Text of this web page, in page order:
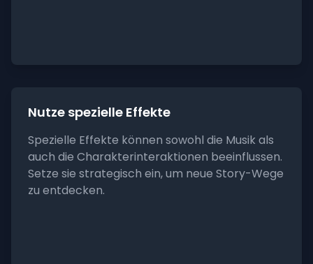
Nutze spezielle Effekte
Spezielle Effekte können sowohl die Musik als
auch die Charakterinteraktionen beeinflussen.
Setze sie strategisch ein, um neue Story-Wege
zu entdecken.